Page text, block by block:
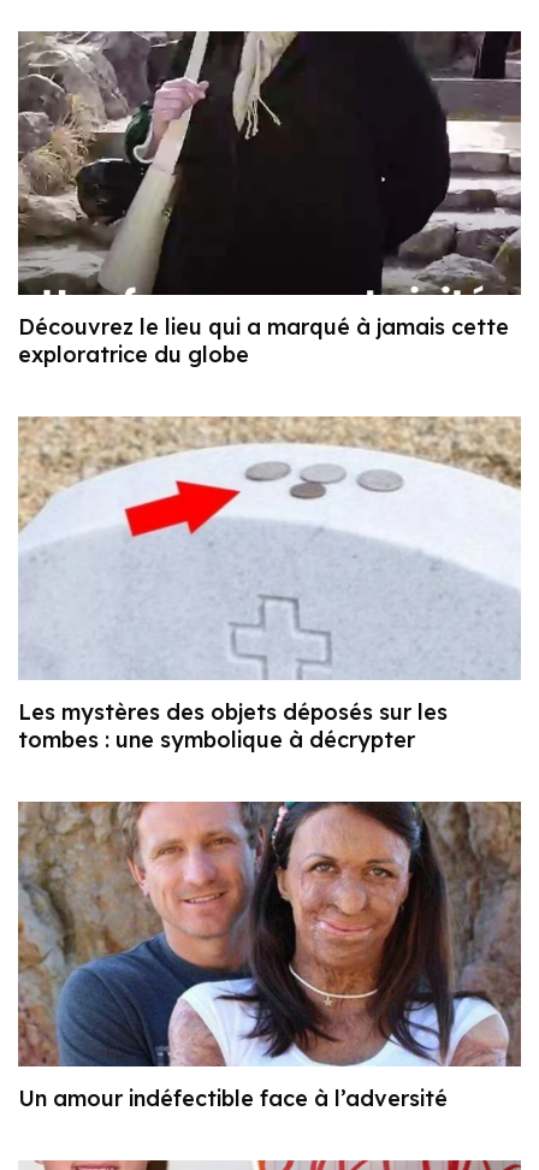
Découvrez le lieu qui a marqué à jamais cette
exploratrice du globe
Les mystères des objets déposés sur les
tombes : une symbolique à décrypter
Un amour indéfectible face à l’adversité